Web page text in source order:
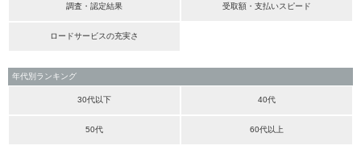
調査・認定結果 受取額・支払いスピード
ロードサービスの充実さ
年代別ランキング
30代以下 40代
50代 60代以上